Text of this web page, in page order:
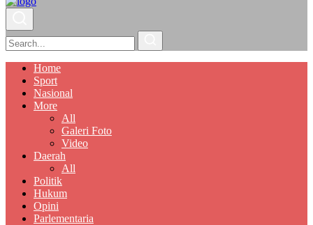
Home
Sport
Nasional
More
All
Galeri Foto
Video
Daerah
All
Politik
Hukum
Opini
Parlementaria